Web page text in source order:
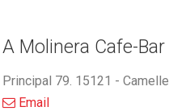
A Molinera Cafe-Bar
Principal 79. 15121 - Camelle
Email